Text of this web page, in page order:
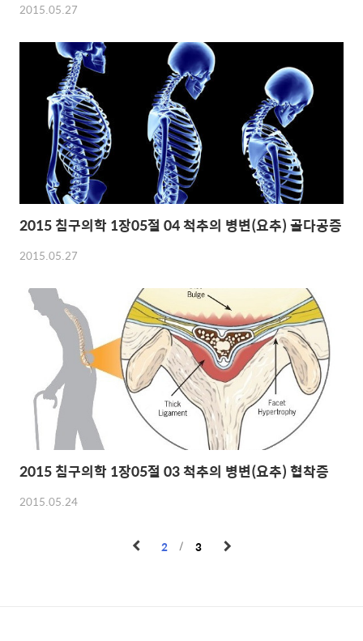
2015.05.27
2015 침구의학 1장05절 04 척추의 병변(요추) 골다공증
2015.05.27
2015 침구의학 1장05절 03 척추의 병변(요추) 협착증
2015.05.24
2 3